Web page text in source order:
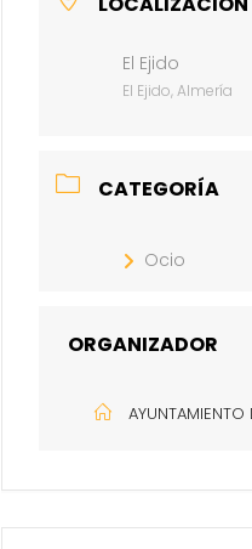
El Ejido
El Ejido, Almería
CATEGORÍA
Ocio
ORGANIZADOR
AYUNTAMIENTO